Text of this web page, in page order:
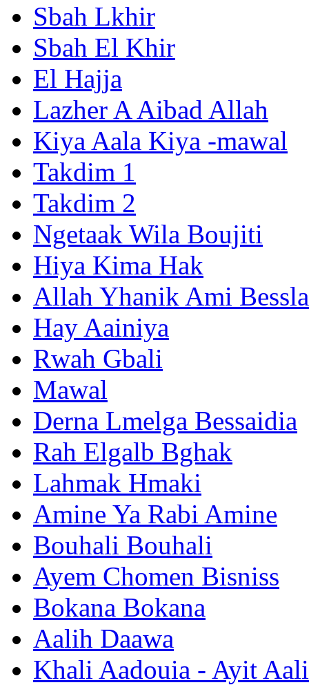
Sbah Lkhir
Sbah El Khir
El Hajja
Lazher A Aibad Allah
Kiya Aala Kiya -mawal
Takdim 1
Takdim 2
Ngetaak Wila Boujiti
Hiya Kima Hak
Allah Yhanik Ami
Hay Aainiya
Rwah Gbali
Mawal
Derna Lmelga Bessaidia
Rah Elgalb Bghak
Lahmak Hmaki
Amine Ya Rabi Amine
Bouhali Bouhali
Ayem Chomen Bisniss
Bokana Bokana
Aalih Daawa
Khali Aadouia - Ayit